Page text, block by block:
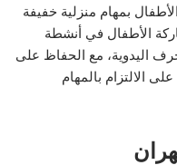
بمهام منزلية خفيفة
الأطفال في أنشطة
اليدوية، مع الحفاظ على
الالتزام بالمهام